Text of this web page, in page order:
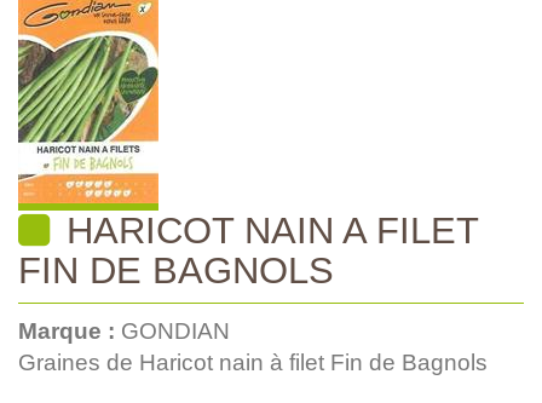
HARICOT NAIN A FILET
FIN DE BAGNOLS
Marque : GONDIAN
Graines de Haricot nain à filet Fin de Bagnols